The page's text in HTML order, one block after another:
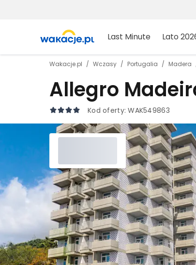
Last Minute Lato
Wakacje.pl Wczasy Portugalia Madera
Allegro
Kod oferty:WAK549863